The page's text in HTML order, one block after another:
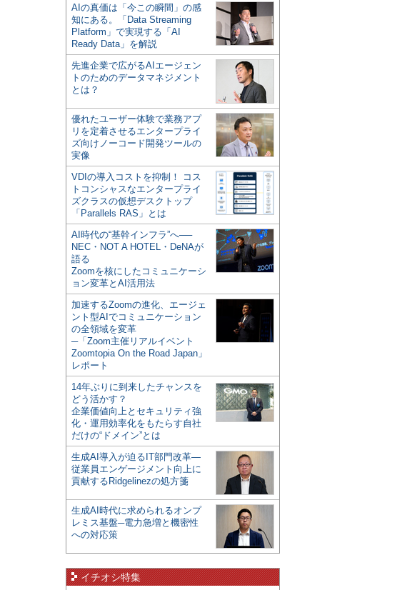
AIの真価は「今この瞬間」の感
知にある。「Data Streaming
Platform」で実現する「AI
Ready Data」を解説
先進企業で広がるAIエージェン
トのためのデータマネジメント
とは？
優れたユーザー体験で業務アプ
リを定着させるエンタープライ
ズ向けノーコード開発ツールの
実像
VDIの導入コストを抑制！ コス
トコンシャスなエンタープライ
ズクラスの仮想デスクトップ
「Parallels RAS」とは
AI時代の“基幹インフラ”へ──
NEC・NOT A HOTEL・DeNAが
語る
Zoomを核にしたコミュニケーシ
ョン変革とAI活用法
加速するZoomの進化、エージェ
ント型AIでコミュニケーション
の全領域を変革
─「Zoom主催リアルイベント
Zoomtopia On the Road Japan」
レポート
14年ぶりに到来したチャンスを
どう活かす？
企業価値向上とセキュリティ強
化・運用効率化をもたらす自社
だけの“ドメイン”とは
生成AI導入が迫るIT部門改革―
従業員エンゲージメント向上に
貢献するRidgelinezの処方箋
生成AI時代に求められるオンプ
レミス基盤─電力急増と機密性
への対応策
イチオシ特集